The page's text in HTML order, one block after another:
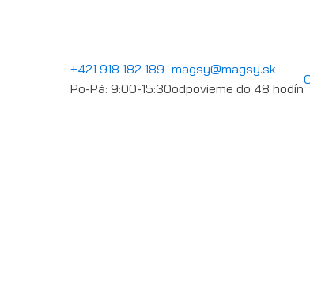
+421 918 182 189
Po-Pá: 9:00-15:30
magsy@magsy.sk
odpovieme do 48 hodín